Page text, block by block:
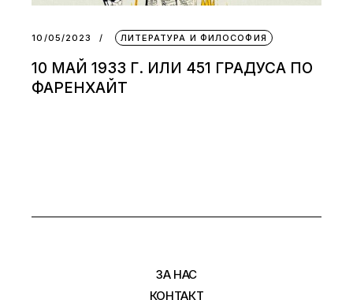
10/05/2023 ЛИТЕРАТУРА И ФИЛОСОФИЯ
10 МАЙ 1933 Г. ИЛИ 451 ГРАДУСА ПО
ФАРЕНХАЙТ
ЗА НАС
КОНТАКТ